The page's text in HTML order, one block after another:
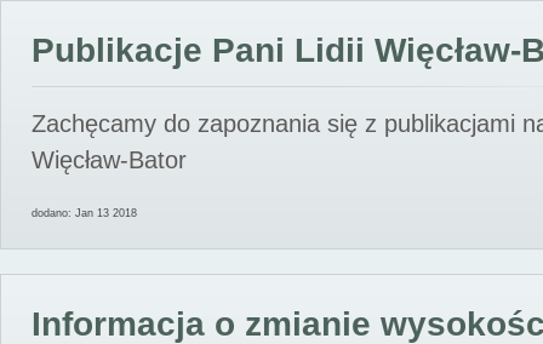
Publikacje Pani Lidii Więcław-
Zachęcamy do zapoznania się z publikacjami
Więcław-Bator
dodano: Jan 13 2018
Informacja o zmianie